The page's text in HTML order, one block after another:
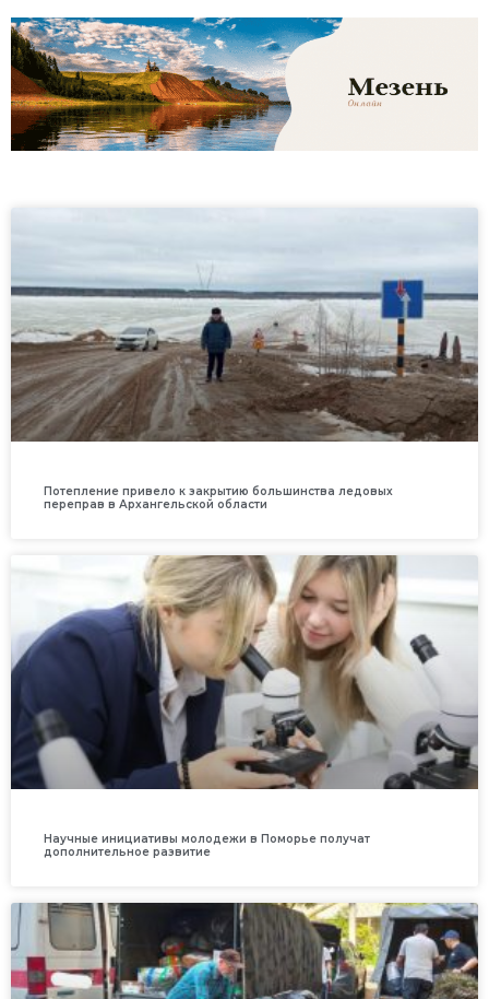
Потепление привело к закрытию большинства ледовых
переправ в Архангельской области
Научные инициативы молодежи в Поморье получат
дополнительное развитие